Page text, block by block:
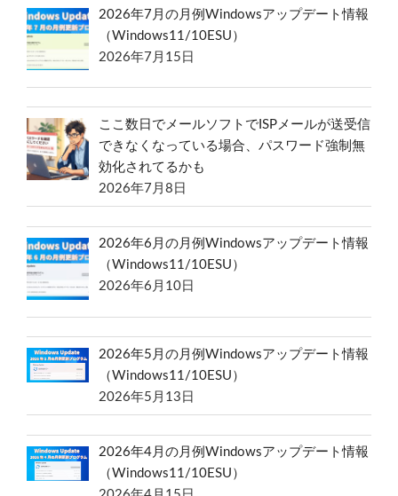
2026年7月の月例Windowsアップデート情報
（Windows11/10ESU）
2026年7月15日
ここ数日でメールソフトでISPメールが送受信
できなくなっている場合、パスワード強制無
効化されてるかも
2026年7月8日
2026年6月の月例Windowsアップデート情報
（Windows11/10ESU）
2026年6月10日
2026年5月の月例Windowsアップデート情報
（Windows11/10ESU）
2026年5月13日
2026年4月の月例Windowsアップデート情報
（Windows11/10ESU）